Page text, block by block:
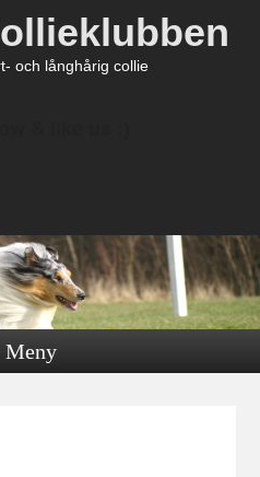
och långhårig collie
Meny